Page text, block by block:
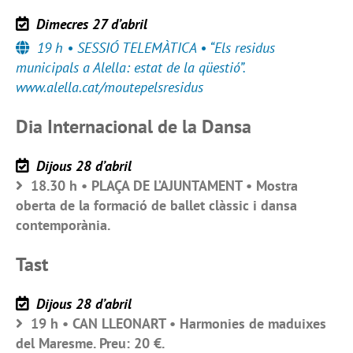
Dimecres 27 d’abril
19 h • SESSIÓ TELEMÀTICA • “Els residus
municipals a Alella: estat de la qüestió”.
www.alella.cat/moutepelsresidus
Dia Internacional de la Dansa
Dijous 28 d’abril
18.30 h • PLAÇA DE L’AJUNTAMENT • Mostra
oberta de la formació de ballet clàssic i dansa
contemporània.
Tast
Dijous 28 d’abril
19 h • CAN LLEONART • Harmonies de maduixes
del Maresme. Preu: 20 €.